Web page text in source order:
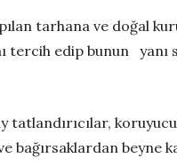
tarhana ve doğal
tercih edip bunun yanı
tatlandırıcılar,
bağırsaklardan beyne